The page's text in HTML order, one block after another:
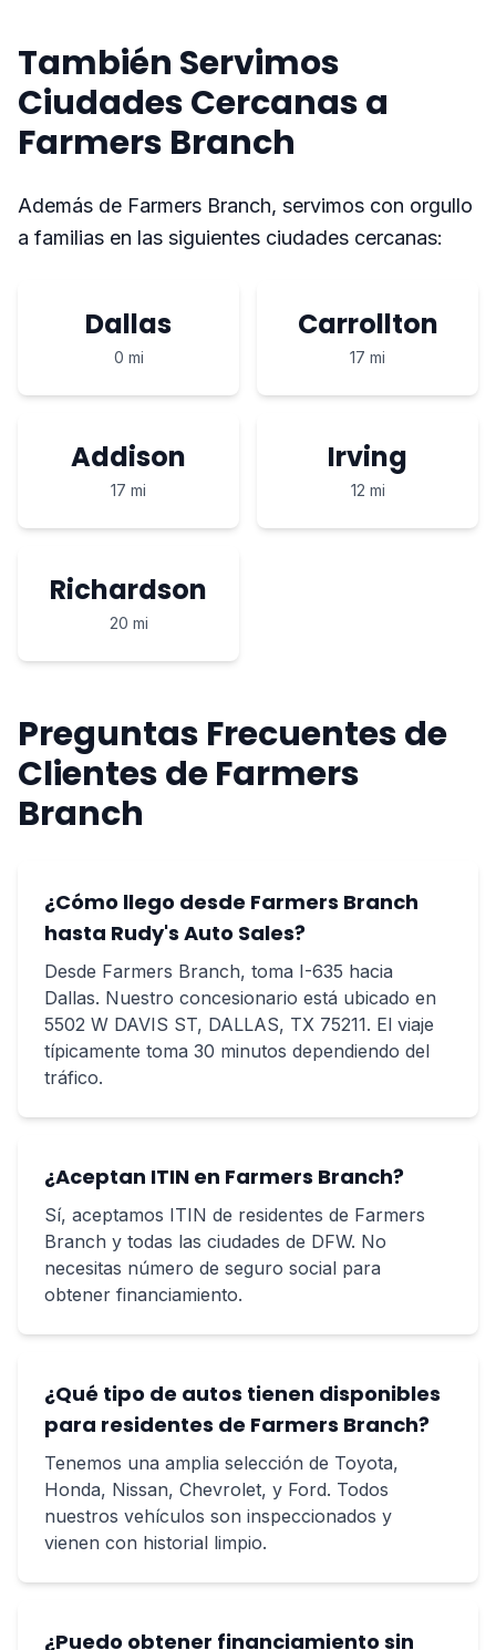
También Servimos
Ciudades Cercanas a
Farmers Branch
Además de Farmers Branch, servimos con orgullo
a familias en las siguientes ciudades cercanas:
Dallas
0 mi
Carrollton
17 mi
Addison
17 mi
Irving
12 mi
Richardson
20 mi
Preguntas Frecuentes de
Clientes de Farmers
Branch
¿Cómo llego desde Farmers Branch
hasta Rudy's Auto Sales?
Desde Farmers Branch, toma I-635 hacia
Dallas. Nuestro concesionario está ubicado en
5502 W DAVIS ST, DALLAS, TX 75211. El viaje
típicamente toma 30 minutos dependiendo del
tráfico.
¿Aceptan ITIN en Farmers Branch?
Sí, aceptamos ITIN de residentes de Farmers
Branch y todas las ciudades de DFW. No
necesitas número de seguro social para
obtener financiamiento.
¿Qué tipo de autos tienen disponibles
para residentes de Farmers Branch?
Tenemos una amplia selección de Toyota,
Honda, Nissan, Chevrolet, y Ford. Todos
nuestros vehículos son inspeccionados y
vienen con historial limpio.
¿Puedo obtener financiamiento sin